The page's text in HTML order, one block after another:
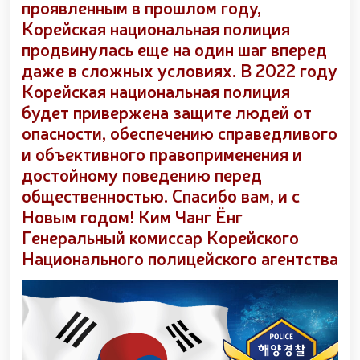
xizmat itlari ko‘rgazmasi tashkil etildi. // “Dog
biatloni” bellashuvining 6-respublika idoralararo
musobaqasi g'oliblari aniqlandi. // O‘zbekistonning
harbiy salohiyatini mustahkamlash: islohotlar va
ustuvor vazifalar.// Milliy gvardiya qo‘mondoni
Jamoat xavfsizligi universiteti bitiruvchi kursantlari
bilan uchrashdi.// 9-may — Xotira va qadrlash kuni
munosabati bilan Milliy gvardiya qoʻmondonligi
tomonidan poytaxtimizda istiqomat qiluvchi Ikkinchi
jahon urushi qatnashchilari va faxriylari holidan xabar
olindi. // “Uyg‘oq xotira” nomli teatrlashtirilgan
musiqiy konsert dasturi namoyish qilindi.// “Uch
avlod uchrashuvi” hamda “Bizning qahramonlar”
kitobining taqdimotiga bag‘ishlangan tadbir tashkil
etildi.// “Men G‘olib Run” yugurish musobaqasida
gvardiyachilar faxrli o'rinlarni egallashdi.//
Hamkorlikdagi profilaktik tadbirlar davom
ettirilmoqda. Xavfsiz muhitni ta’minlashga
qaratilgan chora-tadbirlar Milliy gvardiya
qo‘mondoni general-polkovnik B. Tashmatov
rahbarligida Yunusobod tumanida amalga oshirildi //
Buyuk davlat arbobi Sohibqiron Amir Temur
проявленным в прошлом году,
Корейская национальная полиция
продвинулась еще на один шаг вперед
даже в сложных условиях. В 2022 году
Корейская национальная полиция
будет привержена защите людей от
опасности, обеспечению справедливого
и объективного правоприменения и
достойному поведению перед
общественностью. Спасибо вам, и с
Новым годом! Ким Чанг Ёнг
Генеральный комиссар Корейского
Национального полицейского агентства